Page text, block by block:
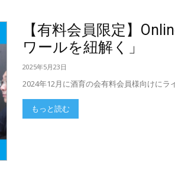
【有料会員限定】
ワールを紐解く」
2025年5月23日
2024年12月に酒育の会有料会員様向けにラ
もっと読む